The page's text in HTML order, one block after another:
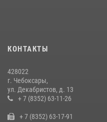
27 июля 2026, 05:05
В преддверии сезона охоты
Республике напоминает о
16 июля 2026, 12:46
Офицер СОБР «Искра» завоевал
КОНТАКТЫ
428022
г. Чебоксары,
ул. Декабристов, д. 13
+ 7 (8352) 63-11-26
+ 7 (8352) 63-17-91